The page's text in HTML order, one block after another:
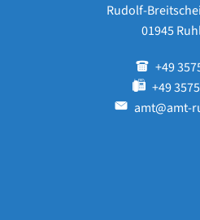
Rudolf-
01945
+49
+49
amt@amt-